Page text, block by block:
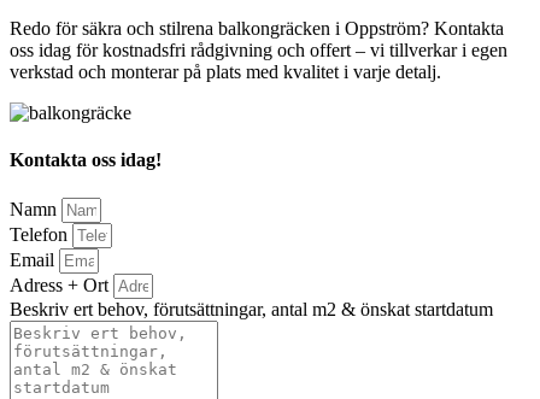
Redo för säkra och stilrena balkongräcken i Oppström? Kontakta
oss idag för kostnadsfri rådgivning och offert – vi tillverkar i egen
verkstad och monterar på plats med kvalitet i varje detalj.
Kontakta oss idag!
Namn
Telefon
Email
Adress + Ort
Beskriv ert behov, förutsättningar, antal m2 & önskat startdatum